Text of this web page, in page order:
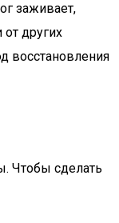
заживает,
других
восстановления
Чтобы сделать